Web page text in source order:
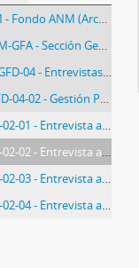
(Archivo Nacional de la Memoria)
de Fondos Audiovisuales del ANM
- Entrevistas Archivo Oral
Pública en Derechos Humanos
a Federico Villegas Beltran
a Eduardo Luis Duhalde
a Rodolfo Mattarollo
a Martín Fresneda